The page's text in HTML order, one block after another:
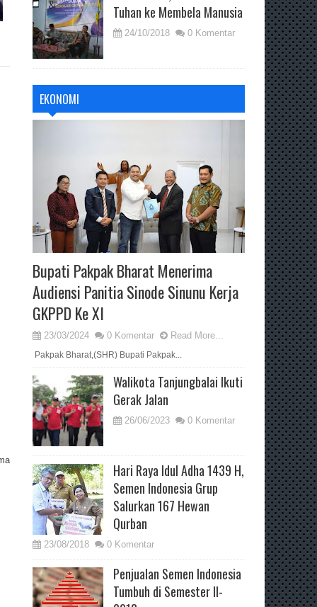
Tuhan ke Membela Manusia
24/10/2018 0 Komentar
EKONOMI
Bupati Pakpak Bharat Menerima
Audiensi Panitia Sinode Sinunu Kerja
GKPPD Ke XI
23/03/2024 0 Komentar Read More...
Pakpak Bharat,(SHR) Bupati Pakpak...
Walikota Tanjungbalai Ikuti
Gerak Jalan
26/06/2023 0 Komentar
Hari Raya Idul Adha 1439 H,
Semen Indonesia Grup
Salurkan 167 Hewan
Qurban
23/08/2018 0 Komentar
Penjualan Semen Indonesia
Tumbuh di Semester II-